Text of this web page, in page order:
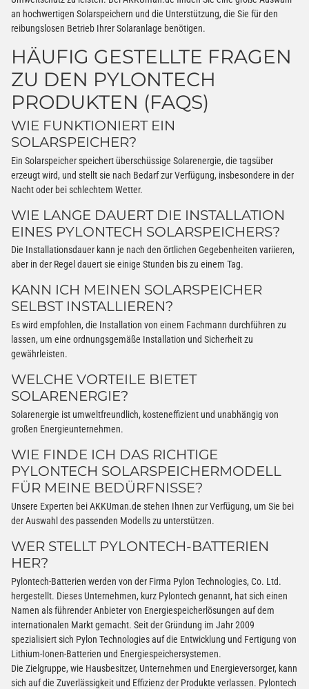
an hochwertigen Solarspeichern und die Unterstützung, die Sie für den
reibungslosen Betrieb Ihrer Solaranlage benötigen.
HÄUFIG GESTELLTE FRAGEN
ZU DEN PYLONTECH
PRODUKTEN (FAQS)
WIE FUNKTIONIERT EIN
SOLARSPEICHER?
Ein Solarspeicher speichert überschüssige Solarenergie, die tagsüber
erzeugt wird, und stellt sie nach Bedarf zur Verfügung, insbesondere in der
Nacht oder bei schlechtem Wetter.
WIE LANGE DAUERT DIE INSTALLATION
EINES PYLONTECH SOLARSPEICHERS?
Die Installationsdauer kann je nach den örtlichen Gegebenheiten variieren,
aber in der Regel dauert sie einige Stunden bis zu einem Tag.
KANN ICH MEINEN SOLARSPEICHER
SELBST INSTALLIEREN?
Es wird empfohlen, die Installation von einem Fachmann durchführen zu
lassen, um eine ordnungsgemäße Installation und Sicherheit zu
gewährleisten.
WELCHE VORTEILE BIETET
SOLARENERGIE?
Solarenergie ist umweltfreundlich, kosteneffizient und unabhängig von
großen Energieunternehmen.
WIE FINDE ICH DAS RICHTIGE
PYLONTECH SOLARSPEICHERMODELL
FÜR MEINE BEDÜRFNISSE?
Unsere Experten bei AKKUman.de stehen Ihnen zur Verfügung, um Sie bei
der Auswahl des passenden Modells zu unterstützen.
WER STELLT PYLONTECH-BATTERIEN
HER?
Pylontech-Batterien werden von der Firma Pylon Technologies, Co. Ltd.
hergestellt. Dieses Unternehmen, kurz Pylontech genannt, hat sich einen
Namen als führender Anbieter von Energiespeicherlösungen auf dem
internationalen Markt gemacht. Seit der Gründung im Jahr 2009
spezialisiert sich Pylon Technologies auf die Entwicklung und Fertigung von
Lithium-Ionen-Batterien und Energiespeichersystemen.
Die Zielgruppe, wie Hausbesitzer, Unternehmen und Energieversorger, kann
sich auf die Zuverlässigkeit und Effizienz der Produkte verlassen. Pylontech